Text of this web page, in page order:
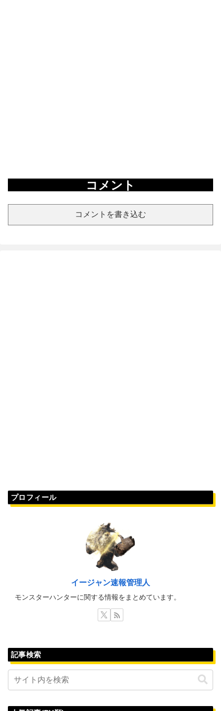
コメント
コメントを書き込む
プロフィール
イージャン速報管理人
モンスターハンターに関する情報をまとめています。
記事検索